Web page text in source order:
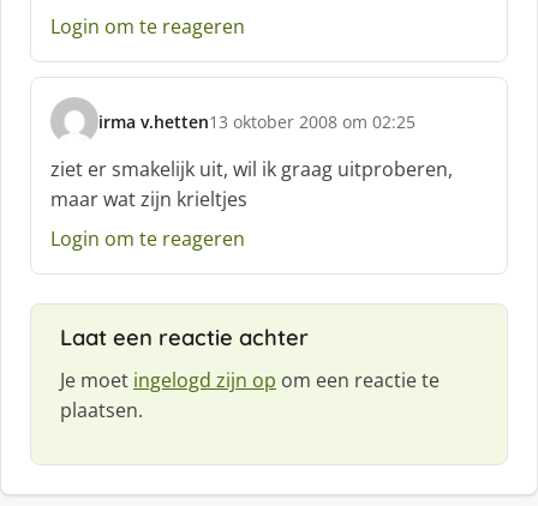
Login om te reageren
irma v.hetten
s
h
r
e
:
13 oktober 2008 om 02:25
ziet er smakelijk uit, wil ik graag uitproberen,
maar wat zijn krieltjes
Login om te reageren
Laat een reactie achter
Je moet ingelogd zijn op om een reactie te
plaatsen.